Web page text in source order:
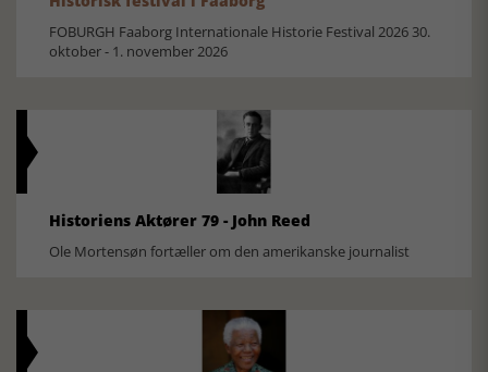
FOBURGH Faaborg Internationale Historie Festival 2026 30.
oktober - 1. november 2026
Historiens Aktører 79 - John Reed
Ole Mortensøn fortæller om den amerikanske journalist